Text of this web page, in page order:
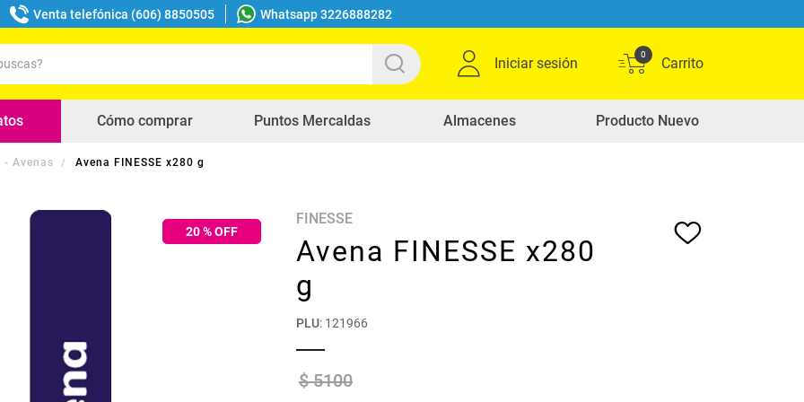
Venta telefónica (606) 8850505 Whatsapp 3226888282
Iniciar sesión
0
Cómo comprar Puntos Mercaldas Almacenes Producto Nuevo
- Avenas Avena FINESSE x280 g
20% OFF
FINESSE
Avena FINESSE x280
g
PLU: 121966
$ 5100
buscados